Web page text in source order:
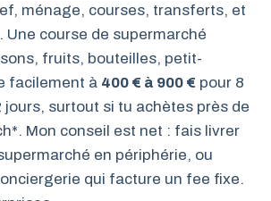
ménage, courses, transferts, et
Une course de supermarché
fruits, bouteilles, petit-
facilement à 400 € à 900 € pour 8
jours, surtout si tu achètes près de
Mon conseil est net : fais livrer
en périphérie, ou
qui facture un fee fixe.